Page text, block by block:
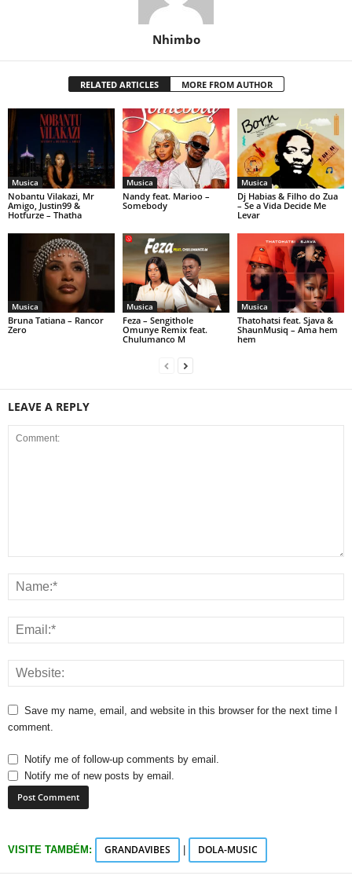
Nhimbo
RELATED ARTICLES MORE FROM AUTHOR
Musica
Nobantu Vilakazi, Mr
Amigo, Justin99 &
Hotfurze – Thatha
Musica
Nandy feat. Marioo –
Somebody
Musica
Dj Habias & Filho do Zua
– Se a Vida Decide Me
Levar
Musica
Bruna Tatiana – Rancor
Zero
Musica
Feza – Sengithole
Omunye Remix feat.
Chulumanco M
Musica
Thatohatsi feat. Sjava &
ShaunMusiq – Ama hem
hem
LEAVE A REPLY
Save my name, email, and website in this browser for the next time I
comment.
Notify me of follow-up comments by email.
Notify me of new posts by email.
VISITE TAMBÉM: GRANDAVIBES DOLA-MUSIC